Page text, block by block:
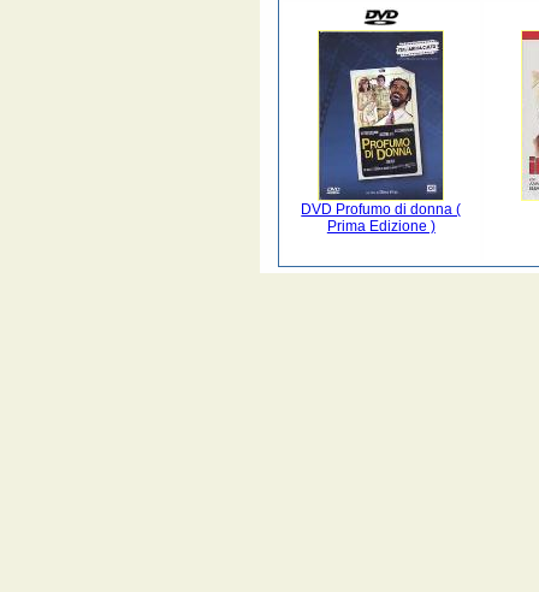
DVD Profumo di donna (
Prima Edizione )